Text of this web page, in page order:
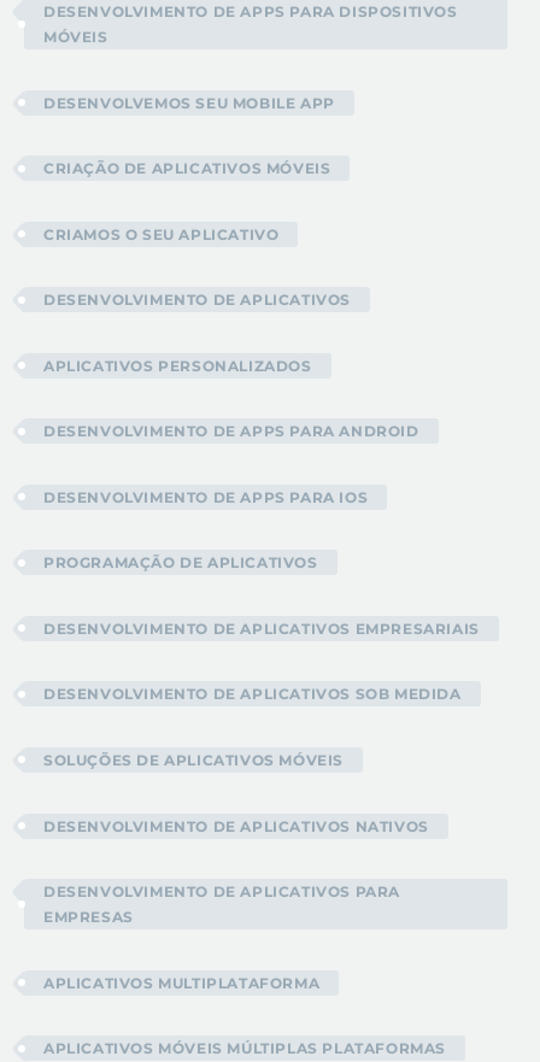
DESENVOLVIMENTO DE APPS PARA DISPOSITIVOS
MÓVEIS
DESENVOLVEMOS SEU MOBILE APP
CRIAÇÃO DE APLICATIVOS MÓVEIS
CRIAMOS O SEU APLICATIVO
DESENVOLVIMENTO DE APLICATIVOS
APLICATIVOS PERSONALIZADOS
DESENVOLVIMENTO DE APPS PARA ANDROID
DESENVOLVIMENTO DE APPS PARA IOS
PROGRAMAÇÃO DE APLICATIVOS
DESENVOLVIMENTO DE APLICATIVOS EMPRESARIAIS
DESENVOLVIMENTO DE APLICATIVOS SOB MEDIDA
SOLUÇÕES DE APLICATIVOS MÓVEIS
DESENVOLVIMENTO DE APLICATIVOS NATIVOS
DESENVOLVIMENTO DE APLICATIVOS PARA
EMPRESAS
APLICATIVOS MULTIPLATAFORMA
APLICATIVOS MÓVEIS MÚLTIPLAS PLATAFORMAS